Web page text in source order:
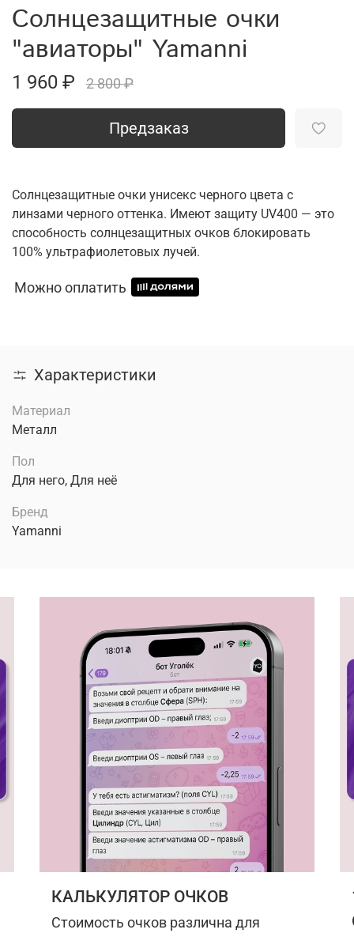
Солнцезащитные очки
"авиаторы" Yamanni
1 960 ₽ 2 800 ₽
Предзаказ
Солнцезащитные очки унисекс черного цвета с
линзами черного оттенка. Имеют защиту UV400 — это
способность солнцезащитных очков блокировать
100% ультрафиолетовых лучей.
Можно оплатить
Характеристики
Материал
Металл
Пол
Для него, Для неё
Бренд
Yamanni
КАЛЬКУЛЯТОР ОЧКОВ
Стоимость очков различна для